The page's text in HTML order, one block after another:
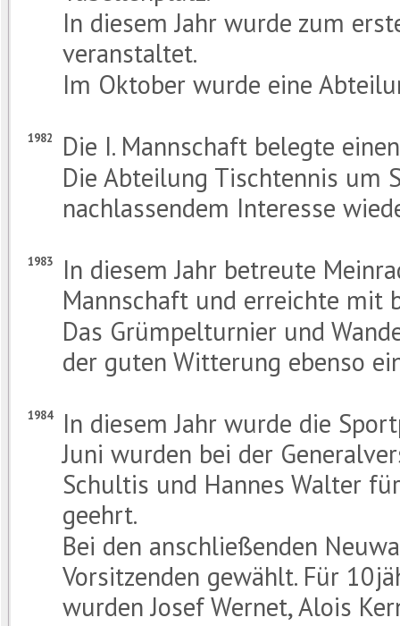
In diesem Jahr wurde zum
veranstaltet.
Im Oktober wurde eine
1982
Die I. Mannschaft belegte
Die Abteilung Tischtennis um
nachlassendem Interesse
1983
In diesem Jahr betreute
Mannschaft und erreichte mit
Das Grümpelturnier und
der guten Witterung ebenso
1984
In diesem Jahr wurde die
Juni wurden bei der
Schultis und Hannes Walter
geehrt.
Bei den anschließenden
Vorsitzenden gewählt. Für
wurden Josef Wernet, Alois